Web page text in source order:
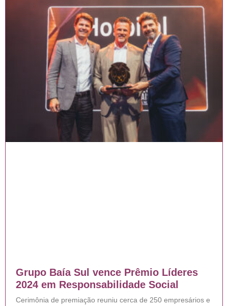
Grupo Baía Sul vence Prêmio Líderes
2024 em Responsabilidade Social
Cerimônia de premiação reuniu cerca de 250 empresários e